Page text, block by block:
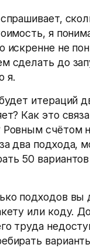
я
искренне не
сделать до
я.
итераций
Как это
Ровным счётом
два подхода,
50
подходов вы
или коду.
труда